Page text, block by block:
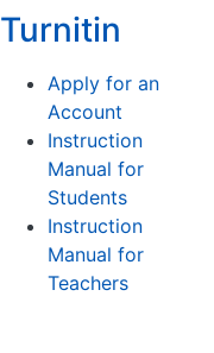
Turnitin
Apply for an
Account
Instruction
Manual for
Students
Instruction
Manual for
Teachers